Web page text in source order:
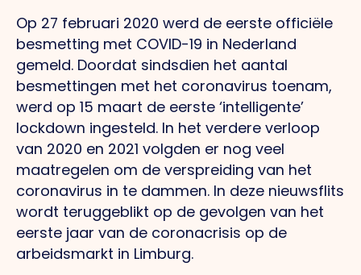
Op 27 februari 2020 werd de eerste officiële
besmetting met COVID-19 in Nederland
gemeld. Doordat sindsdien het aantal
besmettingen met het coronavirus toenam,
werd op 15 maart de eerste ‘intelligente’
lockdown ingesteld. In het verdere verloop
van 2020 en 2021 volgden er nog veel
maatregelen om de verspreiding van het
coronavirus in te dammen. In deze nieuwsflits
wordt teruggeblikt op de gevolgen van het
eerste jaar van de coronacrisis op de
arbeidsmarkt in Limburg.